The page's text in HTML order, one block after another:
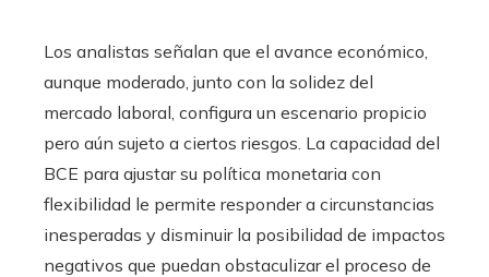
Los analistas señalan que el avance económico,
aunque moderado, junto con la solidez del
mercado laboral, configura un escenario propicio
pero aún sujeto a ciertos riesgos. La capacidad del
BCE para ajustar su política monetaria con
flexibilidad le permite responder a circunstancias
inesperadas y disminuir la posibilidad de impactos
negativos que puedan obstaculizar el proceso de